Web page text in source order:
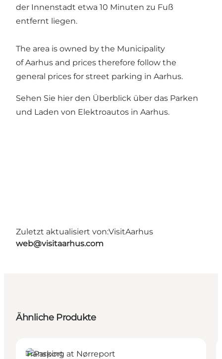
der Innenstadt etwa 10 Minuten zu Fuß
entfernt liegen.
The area is owned by the Municipality
of Aarhus and prices therefore follow the
general prices for street parking in Aarhus.
Sehen Sie hier den Überblick über das Parken
und Laden von Elektroautos in Aarhus.
Zuletzt aktualisiert von:VisitAarhus
web@visitaarhus.com
Ähnliche Produkte
Transport